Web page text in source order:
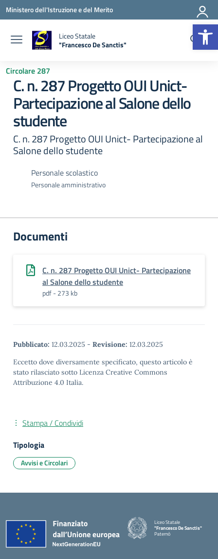
Vai ai contenuti
Vai al menu di navigazione
Vai al footer
Ministero dell'Istruzione e del Merito
Liceo Statale
"Francesco De Sanctis"
Circolare 287
C. n. 287 Progetto OUI Unict-
Partecipazione al Salone dello
studente
C. n. 287 Progetto OUI Unict- Partecipazione al
Salone dello studente
Personale scolastico
Personale amministrativo
Documenti
C. n. 287 Progetto OUI Unict- Partecipazione
al Salone dello studente
pdf - 273 kb
Pubblicato: 12.03.2025 - Revisione: 12.03.2025
Eccetto dove diversamente specificato, questo articolo è
stato rilasciato sotto Licenza Creative Commons
Attribuzione 4.0 Italia.
Stampa / Condividi
Tipologia
Avvisi e Circolari
Liceo Statale
"Francesco De Sanctis"
Paternò